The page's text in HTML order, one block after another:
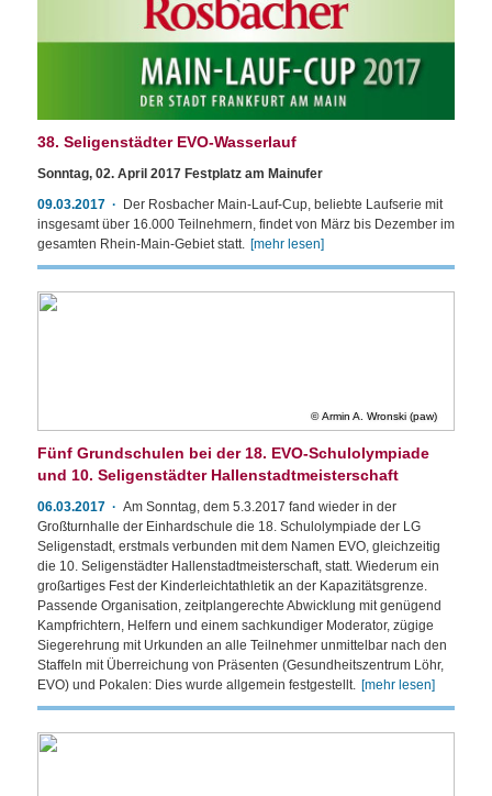
38. Seligenstädter EVO-Wasserlauf
Sonntag, 02. April 2017 Festplatz am Mainufer
09.03.2017
Der Rosbacher Main-Lauf-Cup, beliebte Laufserie mit
insgesamt über 16.000 Teilnehmern, findet von März bis Dezember im
gesamten Rhein-Main-Gebiet statt. [mehr lesen]
Armin A. Wronski (paw)
Fünf Grundschulen bei der 18. EVO-Schulolympiade
und 10. Seligenstädter Hallenstadtmeisterschaft
06.03.2017
Am Sonntag, dem 5.3.2017 fand wieder in der
Großturnhalle der Einhardschule die 18. Schulolympiade der LG
Seligenstadt, erstmals verbunden mit dem Namen EVO, gleichzeitig
die 10. Seligenstädter Hallenstadtmeisterschaft, statt. Wiederum ein
großartiges Fest der Kinderleichtathletik an der Kapazitätsgrenze.
Passende Organisation, zeitplangerechte Abwicklung mit genügend
Kampfrichtern, Helfern und einem sachkundiger Moderator, zügige
Siegerehrung mit Urkunden an alle Teilnehmer unmittelbar nach den
Staffeln mit Überreichung von Präsenten (Gesundheitszentrum Löhr,
EVO) und Pokalen: Dies wurde allgemein festgestellt. [mehr lesen]